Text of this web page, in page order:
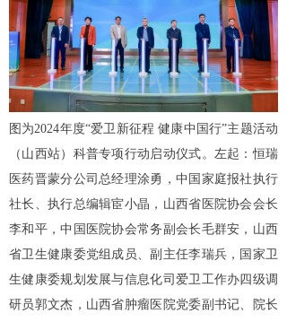
图为2024年度“爱卫新征程 健康中国行”主题活动
（山西站）科普专项行动启动仪式。左起：恒瑞
医药晋蒙分公司总经理涂勇，中国家庭报社执行
社长、执行总编辑宦小晶，山西省医院协会会长
李和平，中国医院协会常务副会长毛群安，山西
省卫生健康委党组成员、副主任李瑞兵，国家卫
生健康委规划发展与信息化司爱卫工作办四级调
研员郭文杰，山西省肿瘤医院党委副书记、院长